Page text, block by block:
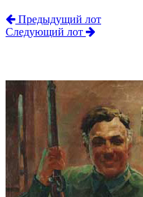
Предыдущий лот
Следующий лот